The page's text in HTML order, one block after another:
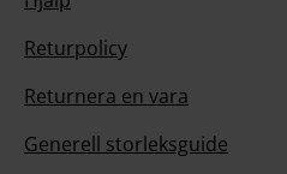
Returpolicy
Returnera en vara
Generell storleksguide